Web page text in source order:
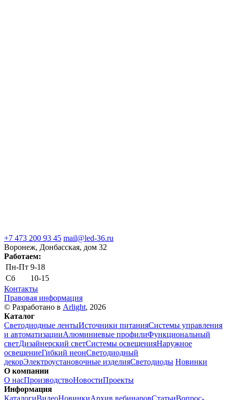
+7 473 200 93 45 mail@led-36.ru
Воронеж, Донбасская, дом 32
Работаем:
Пн-Пт 9-18
Сб
10-15
Контакты
Правовая информация
© Разработано в Arlight, 2026
Каталог
Светодиодные лентыИсточники питанияСистемы управления
и автоматизацииАлюминиевые профилиФункциональный
светДизайнерский светСистемы освещенияНаружное
освещениеГибкий неонСветодиодный
декорЭлектроустановочные изделияСветодиоды Новинки
О компании
О насПроизводствоНовостиПроекты
Информация